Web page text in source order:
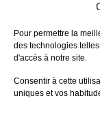
Pour permettre la
des technologies
d'accès à notre site.
Consentir à cette
uniques et vos